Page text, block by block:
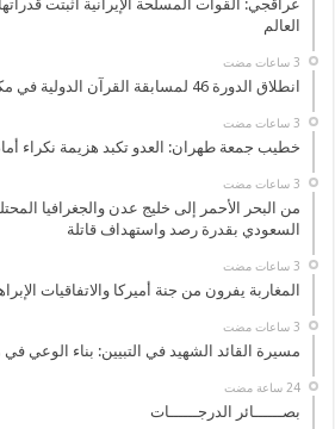
عراقجي: القوات المسلحة الإيرانية أثبتت
العالم
انطلاق الدورة 46 لمسابقة القرآن الدولية في مكة
خطيب جمعة طهران: العدو تكبد هزيمة نكراء
من البحر الأحمر إلى خليج عدن والجغرافيا
السعودي بقدرة رصد واستهداف قاتلة
المغاربة يفرون من جنة أميركا والاتفاقيات
مسيرة القائد الشهيد في التبيين: بناء الوعي
‏24 ساعة مضت
بصــــــائر الدرجــــــات